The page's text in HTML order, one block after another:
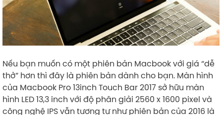
Nếu bạn muốn có một phiên bản Macbook với giá “dễ
thở” hơn thì đây là phiên bản dành cho bạn. Màn hình
của Macbook Pro 13inch Touch Bar 2017 sở hữu màn
hình LED 13,3 inch với độ phân giải 2560 x 1600 pixel và
công nghệ IPS vẫn tương tự như phiên bản của 2016 là